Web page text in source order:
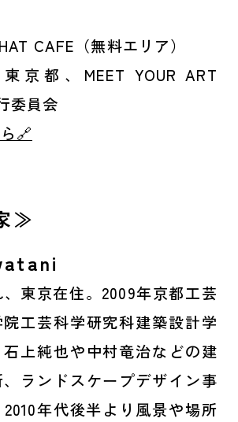
CAFE（無料エリア）
京都、MEET YOUR ART
委員会
🔗
≫
東京在住。2009年京都工芸
工芸科学研究科建築設計学
上純也や中村竜治などの建
ランドスケープデザイン事
年代後半より風景や場所